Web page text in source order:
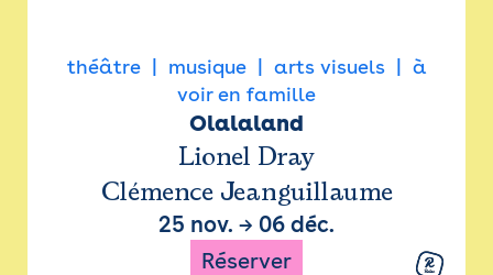
théâtre musique arts visuels
à
voir en famille
Olalaland
Lionel Dray
Clémence Jeanguillaume
25 nov. → 06 déc.
Réserver